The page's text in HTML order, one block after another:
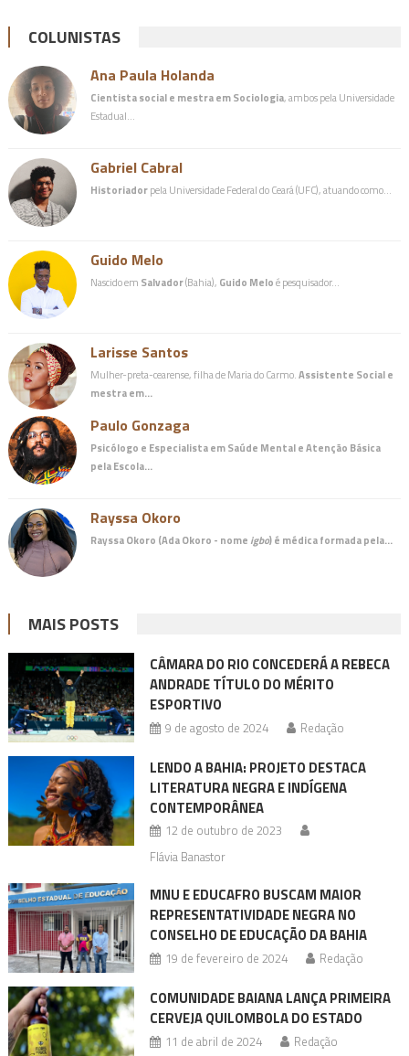
COLUNISTAS
Ana Paula Holanda
Cientista social e mestra em Sociologia, ambos pela Universidade
Estadual…
Gabriel Cabral
Historiadorpela Universidade Federal do Ceará (UFC), atuando como…
Guido Melo
Nascido em Salvador(Bahia), Guido Meloé pesquisador…
Larisse Santos
Mulher-preta-cearense, filha de Maria do Carmo.Assistente Social e
mestra em…
Paulo Gonzaga
Psicólogo e Especialista em Saúde Mental e Atenção Básica
pela Escola…
Rayssa Okoro
Rayssa Okoro (Ada Okoro - nome igbo) é médicaformada pela…
MAIS POSTS
CÂMARA DO RIO CONCEDERÁ A REBECA
ANDRADE TÍTULO DO MÉRITO
ESPORTIVO
9 de agosto de 2024 Redação
LENDO A BAHIA: PROJETO DESTACA
LITERATURA NEGRA E INDÍGENA
CONTEMPORÂNEA
12 de outubro de 2023
Flávia Banastor
MNU E EDUCAFRO BUSCAM MAIOR
REPRESENTATIVIDADE NEGRA NO
CONSELHO DE EDUCAÇÃO DA BAHIA
19 de fevereiro de 2024 Redação
COMUNIDADE BAIANA LANÇA PRIMEIRA
CERVEJA QUILOMBOLA DO ESTADO
11 de abril de 2024 Redação